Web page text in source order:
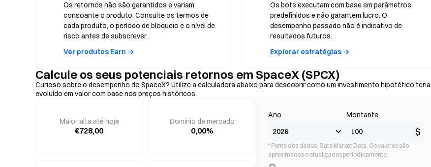
Os retornos não são garantidos e variam
consoante o produto. Consulte os termos de
cada produto, o período de bloqueio e o nível de
risco antes de subscrever.
Ver produtos Earn →
Os bots executam com base em parâmetros
predefinidos e não garantem lucro. O
desempenho passado não é indicativo de
resultados futuros.
Explorar estratégias →
Calcule os seus potenciais retornos em SpaceX (SPCX)
Curioso sobre o desempenho do SpaceX? Utilize a calculadora abaixo para descobrir como um investimento hipotético teria
evoluído em valor com base nos preços históricos.
Maior alta até hoje
€728,00
Domínio de mercado
0,00%
Ano Montante
$
* Fonte dos dados: Gate Market Data. Os valores são
aproximados e atualizados periodicamente.